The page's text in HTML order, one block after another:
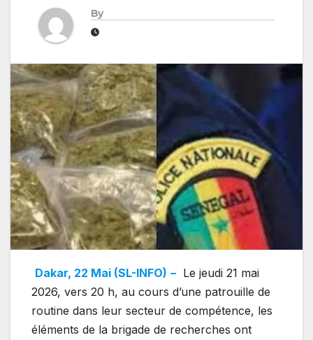
By
Dakar, 22 Mai (SL-INFO) – Le jeudi 21 mai
2026, vers 20 h, au cours d’une patrouille de
routine dans leur secteur de compétence, les
éléments de la brigade de recherches ont